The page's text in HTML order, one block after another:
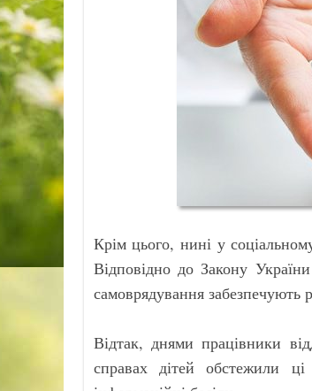
Крім цього, нині у
Відповідно до Закону
самоврядування забезпечують
Відтак, днями працівники
справах дітей обстежили